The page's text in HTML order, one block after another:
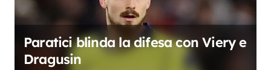
n
e
a
Paratici blinda la difesa con Viery e
Dragusin